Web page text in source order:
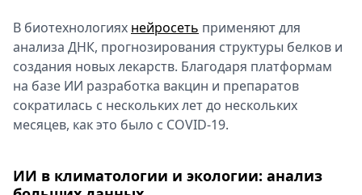
В биотехнологиях нейросеть применяют для
анализа ДНК, прогнозирования структуры белков и
создания новых лекарств. Благодаря платформам
на базе ИИ разработка вакцин и препаратов
сократилась с нескольких лет до нескольких
месяцев, как это было с COVID-19.
ИИ в климатологии и экологии: анализ